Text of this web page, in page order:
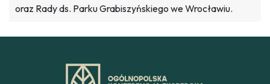
oraz Rady ds. Parku Grabiszyńskiego we Wrocławiu.